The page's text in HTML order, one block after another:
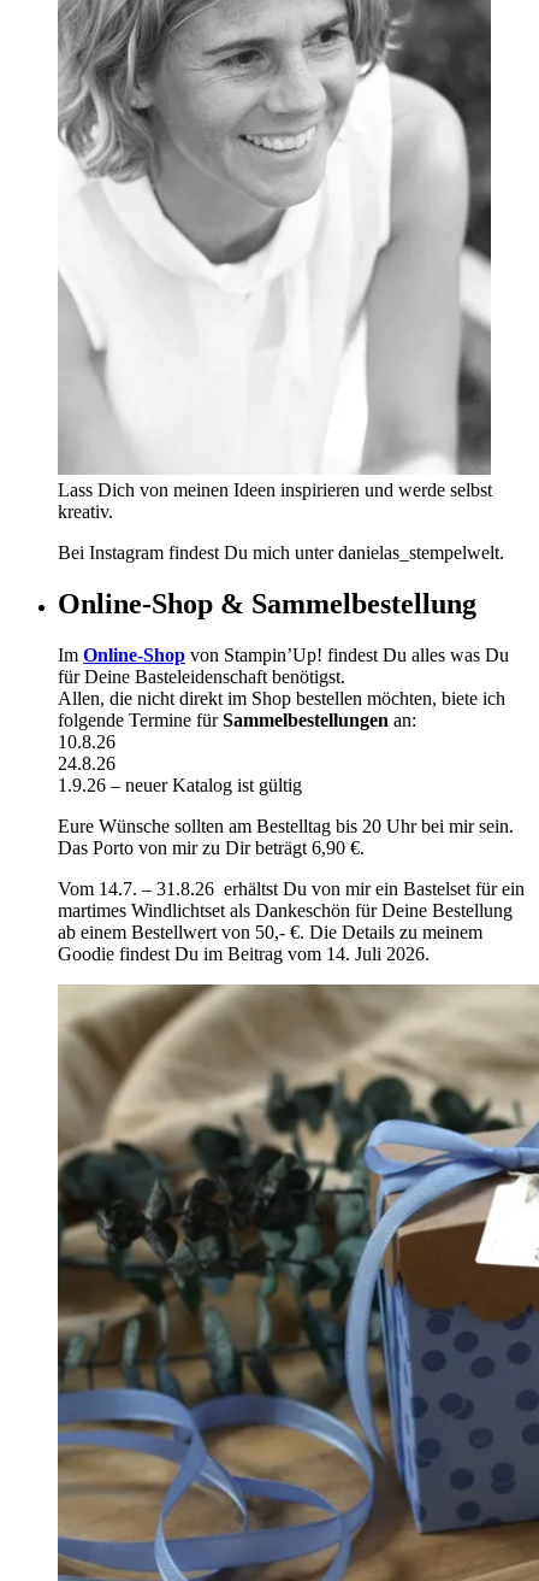
Lass Dich von meinen Ideen inspirieren und werde selbst
kreativ.
Bei Instagram findest Du mich unter danielas_stempelwelt.
Online-Shop & Sammelbestellung
Im Online-Shop von Stampin’Up! findest Du alles was Du
für Deine Basteleidenschaft benötigst.
Allen, die nicht direkt im Shop bestellen möchten, biete ich
folgende Termine fürSammelbestellungen an:
10.8.26
24.8.26
1.9.26 – neuer Katalog ist gültig
Eure Wünsche sollten am Bestelltag bis 20 Uhr bei mir sein.
Das Porto von mir zu Dir beträgt 6,90 €.
Vom 14.7. – 31.8.26 erhältst Du von mir ein Bastelset für ein
martimes Windlichtset als Dankeschön für Deine Bestellung
ab einem Bestellwert von 50,- €. Die Details zu meinem
Goodie findest Du im Beitrag vom 14. Juli 2026.